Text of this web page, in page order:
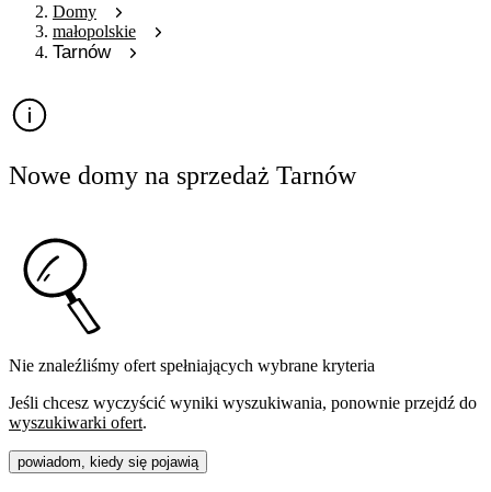
Domy
małopolskie
Tarnów
Nowe domy na sprzedaż Tarnów
Nie znaleźliśmy ofert spełniających wybrane kryteria
Jeśli chcesz wyczyścić wyniki wyszukiwania, ponownie przejdź do
wyszukiwarki ofert.
powiadom, kiedy się pojawią